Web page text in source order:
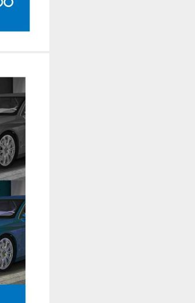
determinar el número de visitas y las fuentes de
que el sitio ofrezca una mejor funcionalidad y
servicios hemos agregado a nuestras páginas. Si no
pueden establecer estas cookies en nuestro sitio
y proporcionarte publicidad relevante en otros
dirigida.